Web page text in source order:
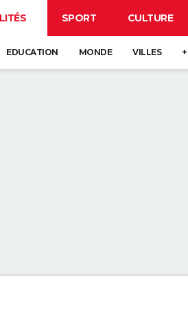
SPORT CULTURE
EDUCATION MONDE VILLES +